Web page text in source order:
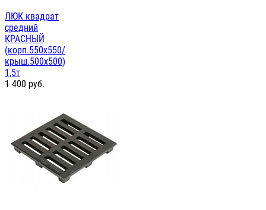
ЛЮК квадрат
средний
КРАСНЫЙ
(корп.550х550/
крыш.500х500)
1,5т
1 400 руб.